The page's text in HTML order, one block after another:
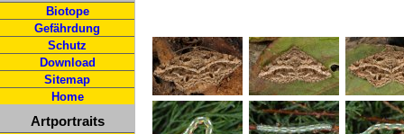
Biotope
Gefährdung
Schutz
Download
Sitemap
Home
Artportraits